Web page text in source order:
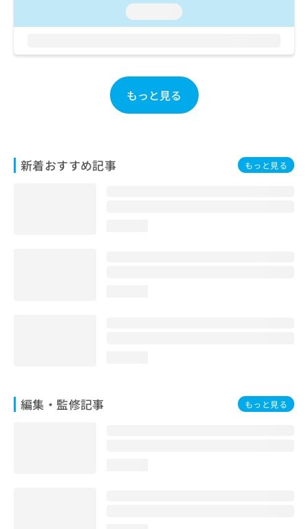
もっと見る
新着おすすめ記事 もっと見る
編集・監修記事 もっと見る